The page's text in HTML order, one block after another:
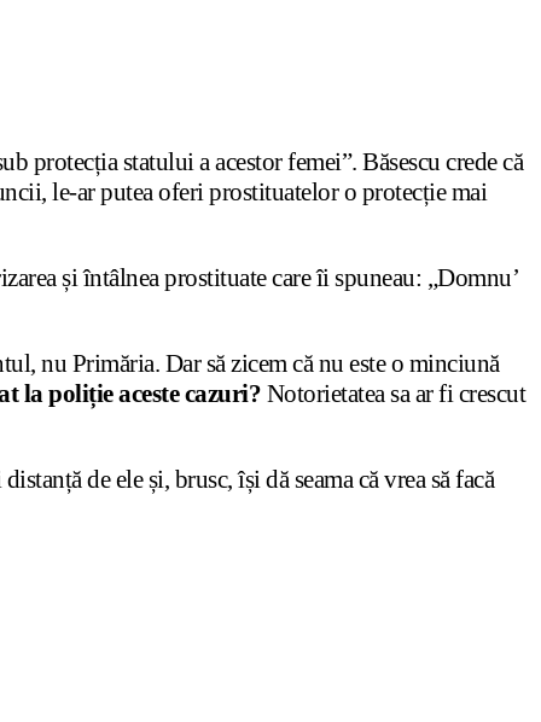
protecția statului a acestor femei”. Băsescu crede că
le-ar putea oferi prostituatelor o protecție mai
și întâlnea prostituate care îi spuneau: „Domnu’
nu Primăria. Dar să zicem că nu este o minciună
la poliție aceste cazuri? Notorietatea sa ar fi crescut
de ele și, brusc, își dă seama că vrea să facă